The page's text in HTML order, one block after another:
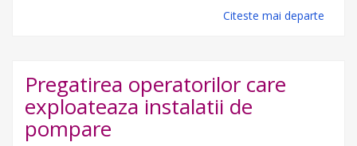
Citeste mai departe
Pregatirea operatorilor care
exploateaza instalatii de
pompare